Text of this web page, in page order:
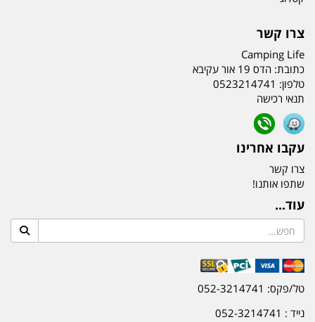
צרו קשר
Camping Life
כתובת: הדס 19 אור עקיבא
טלפון: 0523214741
תנאי רכישה
עקבו אחרינו
צרו קשר
שתפו אותנו!
עוד...
טל/פקס: 052-3214741
נייד : 052-3214741